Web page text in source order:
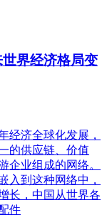
界经济格局变
经济全球化发展，
的供应链、价值
企业组成的网络。
入到这种网络中，
长，中国从世界各
件